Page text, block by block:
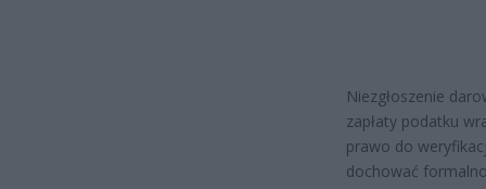
Niezgłoszenie
zapłaty podatku
prawo do
dochować